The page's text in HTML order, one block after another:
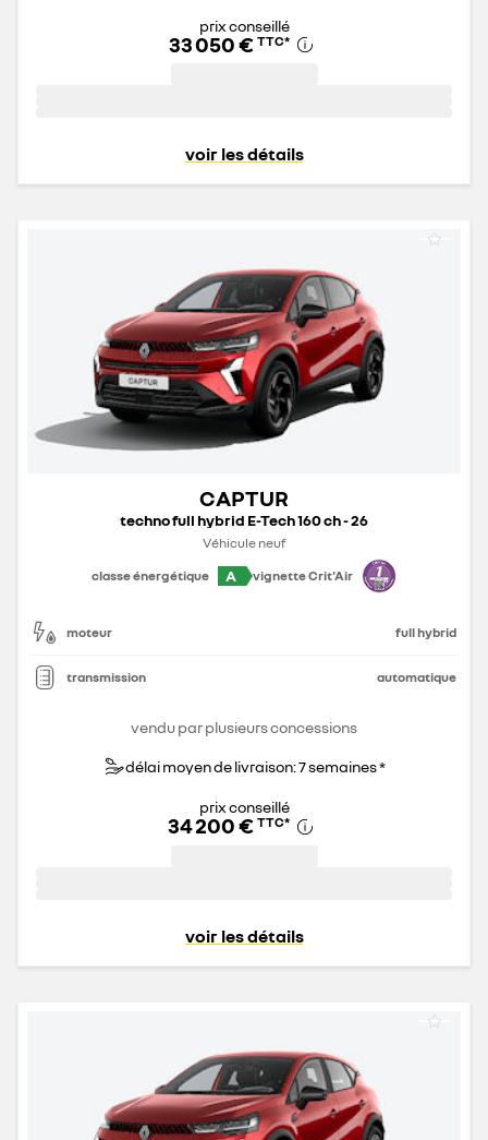
prix conseillé
33 050 € TTC*
voir les détails
CAPTUR
techno full hybrid E-Tech 160 ch - 26
Véhicule neuf
classe énergétique
A vignette Crit'Air
moteur full hybrid
transmission automatique
vendu par plusieurs concessions
délai moyen de livraison: 7 semaines *
prix conseillé
34 200 € TTC*
voir les détails